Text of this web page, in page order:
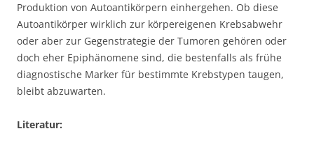
Produktion von Autoantikörpern einhergehen. Ob diese
Autoantikörper wirklich zur körpereigenen Krebsabwehr
oder aber zur Gegenstrategie der Tumoren gehören oder
doch eher Epiphänomene sind, die bestenfalls als frühe
diagnostische Marker für bestimmte Krebstypen taugen,
bleibt abzuwarten.
Literatur: